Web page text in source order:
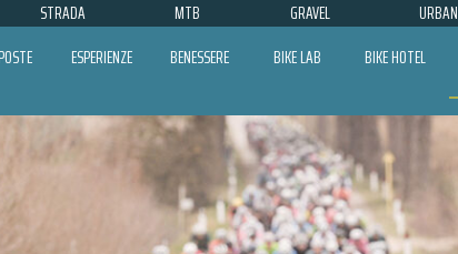
STRADA MTB GRAVEL URBAN
ESPERIENZE BENESSERE BIKE LAB BIKE HOTEL